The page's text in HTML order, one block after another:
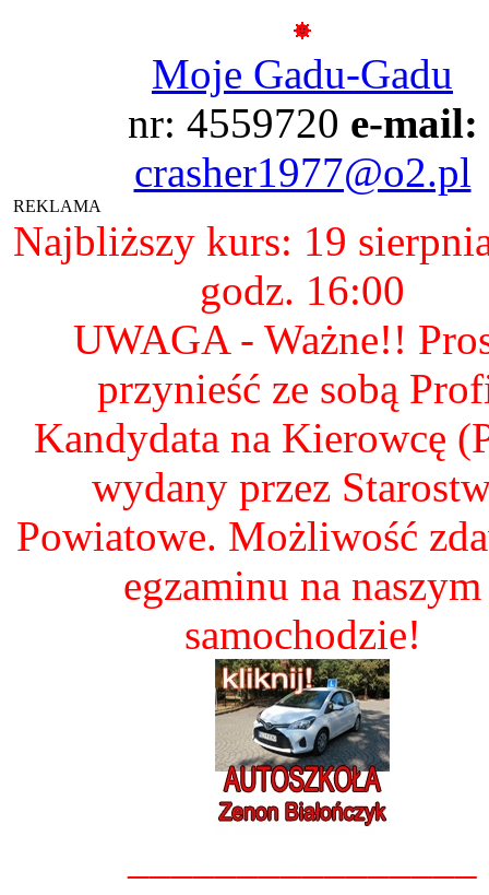
Moje Gadu-Gadu
nr: 4559720 e-mail:
crasher1977@o2.pl
REKLAMA
Najbliższy kurs: 19
godz. 16:00
UWAGA - Ważne!!
przynieść ze sobą
Kandydata na Kierowcę
wydany przez
Powiatowe. Możliwość
egzaminu na naszym
samochodzie!